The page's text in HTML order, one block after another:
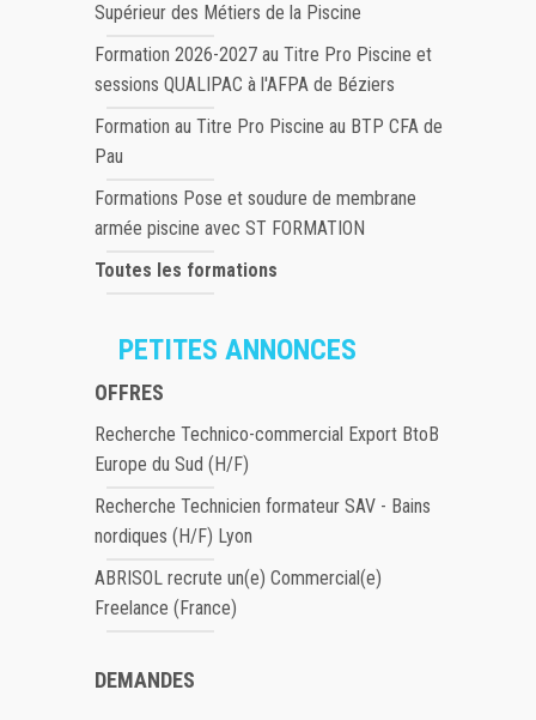
Supérieur des Métiers de la Piscine
Formation 2026-2027 au Titre Pro Piscine et
sessions QUALIPAC à l'AFPA de Béziers
Formation au Titre Pro Piscine au BTP CFA de
Pau
Formations Pose et soudure de membrane
armée piscine avec ST FORMATION
Toutes les formations
PETITES ANNONCES
OFFRES
Recherche Technico-commercial Export BtoB
Europe du Sud (H/F)
Recherche Technicien formateur SAV - Bains
nordiques (H/F) Lyon
ABRISOL recrute un(e) Commercial(e)
Freelance (France)
DEMANDES